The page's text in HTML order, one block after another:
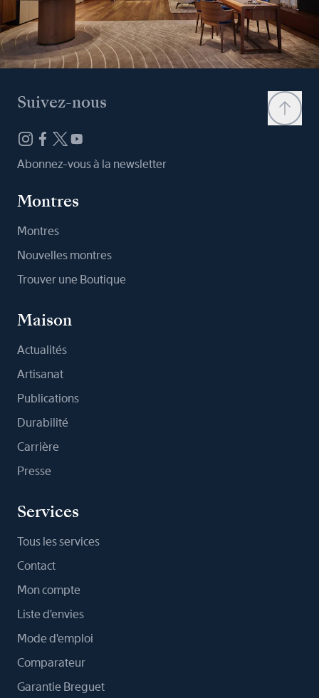
Suivez-nous
Abonnez-vous à la newsletter
Montres
Montres
Nouvelles montres
Trouver une Boutique
Maison
Actualités
Artisanat
Publications
Durabilité
Carrière
Presse
Services
Tous les services
Contact
Mon compte
Liste d'envies
Mode d'emploi
Comparateur
Garantie Breguet